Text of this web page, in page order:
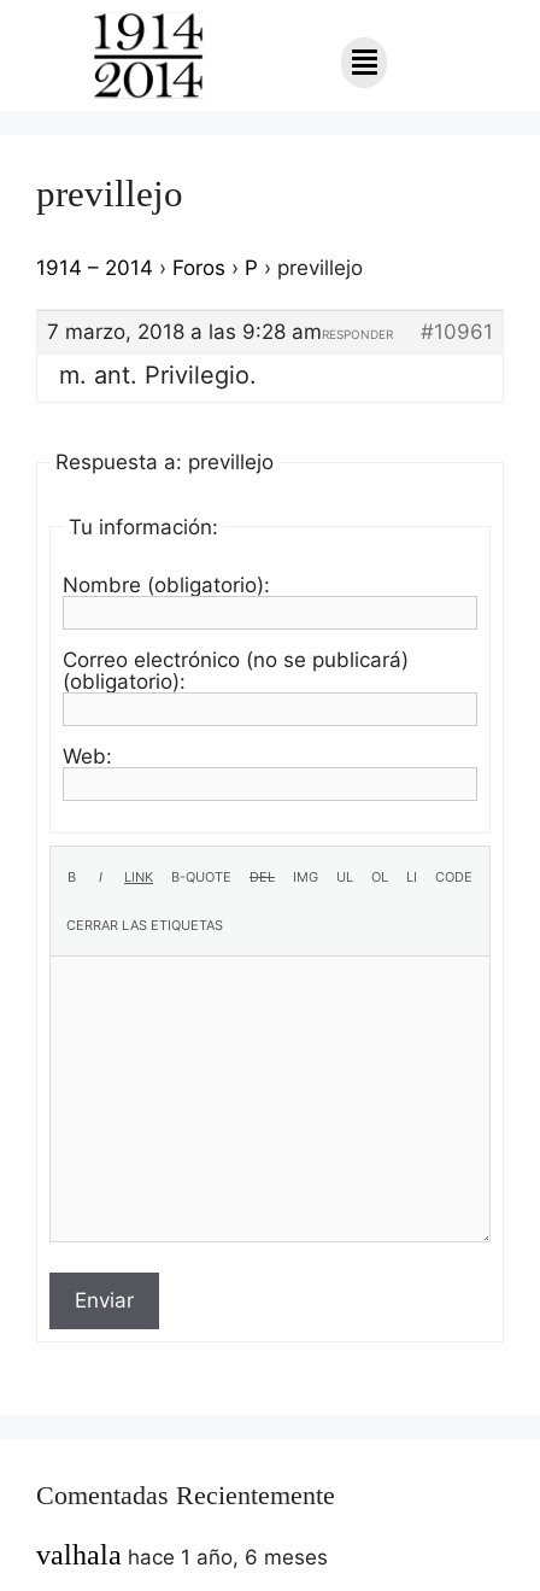
previllejo
1914 – 2014 › Foros › P › previllejo
7 marzo, 2018 a las 9:28 am #10961
RESPONDER
m. ant. Privilegio.
Respuesta a: previllejo
Tu información:
Nombre (obligatorio):
Correo electrónico (no se publicará)
(obligatorio):
Web:
Enviar
Comentadas Recientemente
valhala hace 1 año, 6 meses